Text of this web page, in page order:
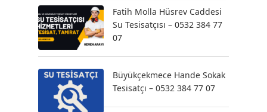
Fatih Molla Hüsrev Caddesi
Su Tesisatçısı – 0532 384 77
07
Büyükçekmece Hande Sokak
Tesisatçı – 0532 384 77 07